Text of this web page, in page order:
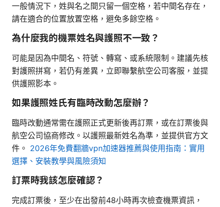
一般情況下，姓與名之間只留一個空格，若中間名存在，
請在適合的位置放置空格，避免多餘空格。
為什麼我的機票姓名與護照不一致？
可能是因為中間名、符號、轉寫、或系統限制。建議先核
對護照拼寫，若仍有差異，立即聯繫航空公司客服，並提
供護照影本。
如果護照姓氏有臨時改動怎麼辦？
臨時改動通常需在護照正式更新後再訂票，或在訂票後與
航空公司協商修改。以護照最新姓名為準，並提供官方文
件。 2026年免費翻牆vpn加速器推薦與使用指南：實用
選擇、安裝教學與風險須知
訂票時我該怎麼確認？
完成訂票後，至少在出發前48小時再次檢查機票資訊，